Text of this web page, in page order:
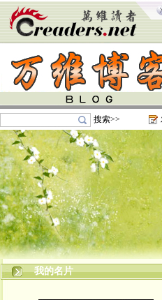
搜索>>
我的名片